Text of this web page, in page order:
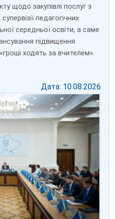
щодо закупівлі послуг з
педагогічних
середньої освіти, а саме
підвищення
ходять за вчителем».
Дата: 10.08.2026